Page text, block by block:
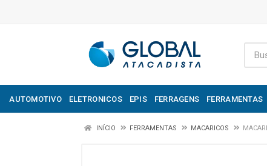
AUTOMOTIVO ELETRONICOS EPIS FERRAGENS FERRAMENTAS
INÍCIO FERRAMENTAS MACARICOS